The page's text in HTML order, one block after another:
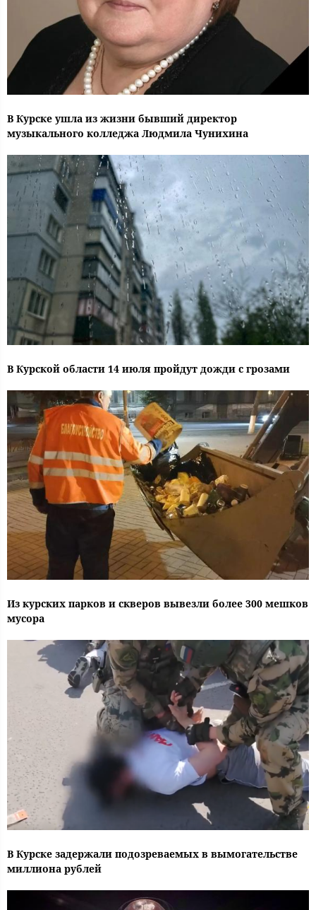
В Курске ушла из жизни бывший директор
музыкального колледжа Людмила Чунихина
В Курской области 14 июля пройдут дожди с грозами
Из курских парков и скверов вывезли более 300 мешков
мусора
В Курске задержали подозреваемых в вымогательстве
миллиона рублей